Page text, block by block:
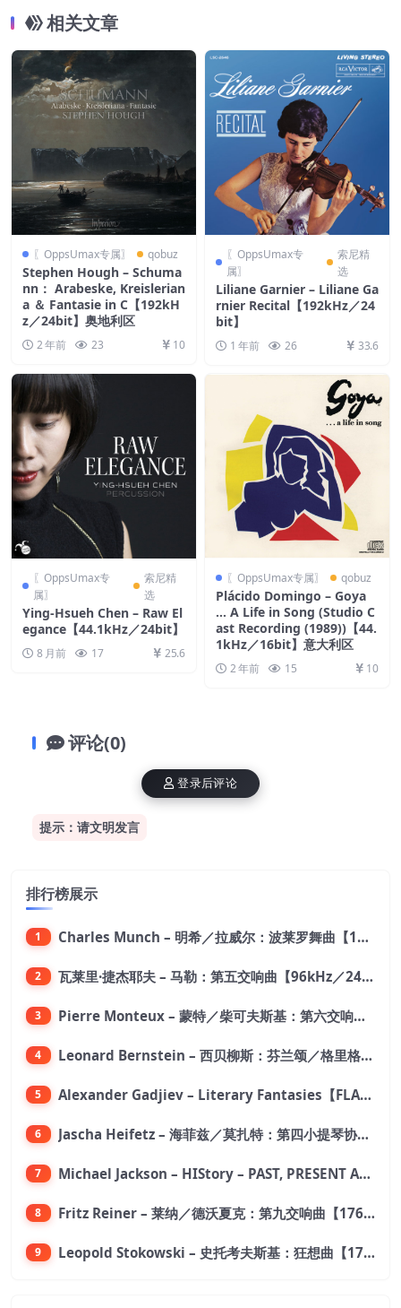
相关文章
〖OppsUmax专属〗 qobuz
Stephen Hough – Schuma
nn： Arabeske, Kreislerian
a ＆ Fantasie in C【192kH
z／24bit】奥地利区
2 年前 23 10
〖OppsUmax专
属〗
索尼精
选
Liliane Garnier – Liliane Ga
rnier Recital【192kHz／24
bit】
1 年前 26 33.6
〖OppsUmax专
属〗
索尼精
选
Ying-Hsueh Chen – Raw El
egance【44.1kHz／24bit】
8 月前 17 25.6
〖OppsUmax专属〗 qobuz
Plácido Domingo – Goya
… A Life in Song (Studio C
ast Recording (1989))【44.
1kHz／16bit】意大利区
2 年前 15 10
评论(0)
提示：请文明发言
登录后评论
排行榜展示
1 Charles Munch – 明希／拉威尔：波莱罗舞曲【176.4kHz／24bit】
2 瓦莱里·捷杰耶夫 – 马勒：第五交响曲【96kHz／24bit】
3 Pierre Monteux – 蒙特／柴可夫斯基：第六交响曲【176.4kHz／24bit】
4 Leonard Bernstein – 西贝柳斯：芬兰颂／格里格：培尔·金特组曲【44.1kHz／24bit】
5 Alexander Gadjiev – Literary Fantasies【FLAC 192】
6 Jascha Heifetz – 海菲兹／莫扎特：第四小提琴协奏曲，第五小提琴协奏曲《土耳其》／维瓦尔第：小提琴与大提琴协奏曲，RV 547【192kHz／24bit】
7 Michael Jackson – HIStory – PAST, PRESENT AND FUTURE – BOOK I【96kHz／24bit】
8 Fritz Reiner – 莱纳／德沃夏克：第九交响曲【176.4kHz／24bit】
9 Leopold Stokowski – 史托考夫斯基：狂想曲【176.4kHz／24bit】